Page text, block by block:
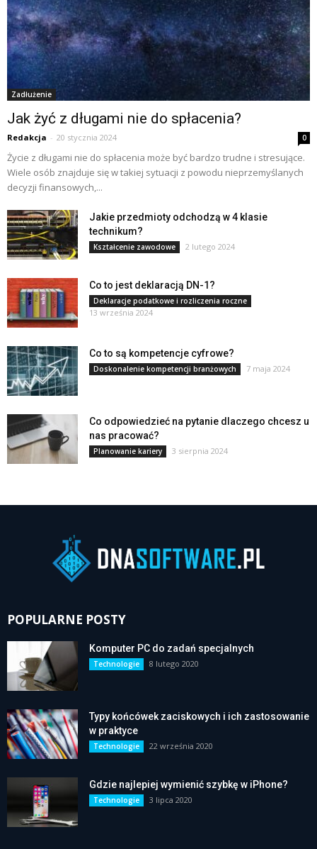
Zadłużenie
Jak żyć z długami nie do spłacenia?
Redakcja - 20 stycznia 2024 0
Życie z długami nie do spłacenia może być bardzo trudne i stresujące.
Wiele osób znajduje się w takiej sytuacji z powodu nieprzemyślanych
decyzji finansowych,...
Jakie przedmioty odchodzą w 4 klasie
technikum?
Kształcenie zawodowe 2 lutego 2024
Co to jest deklaracją DN-1?
Deklaracje podatkowe i rozliczenia roczne
13 września 2024
Co to są kompetencje cyfrowe?
Doskonalenie kompetencji branżowych 7 maja 2024
Co odpowiedzieć na pytanie dlaczego chcesz u
nas pracować?
Planowanie kariery 3 sierpnia 2024
POPULARNE POSTY
Komputer PC do zadań specjalnych
Technologie 8 lutego 2020
Typy końcówek zaciskowych i ich zastosowanie
w praktyce
Technologie 22 września 2020
Gdzie najlepiej wymienić szybkę w iPhone?
Technologie 3 lipca 2020